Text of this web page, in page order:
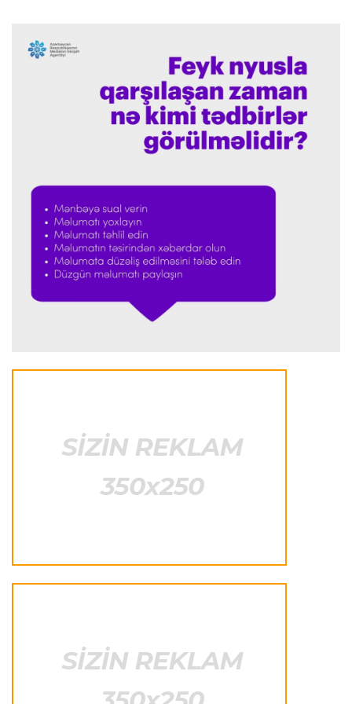
Donald Trampın oğlu Enes Kanterin WNBA
planını dəstəklədi
“Ferrari”nin məni necə təhlil etdiyini görəndə
şoka düşdüm”
Formula-1 23:18 08.08.2026
“Ferrari”nin sabiq mühəndisi Həmiltonu
Şumaxerlə müqayisə etdi
PSJ “Mançester Yunayted”lə heç-heçə etdi